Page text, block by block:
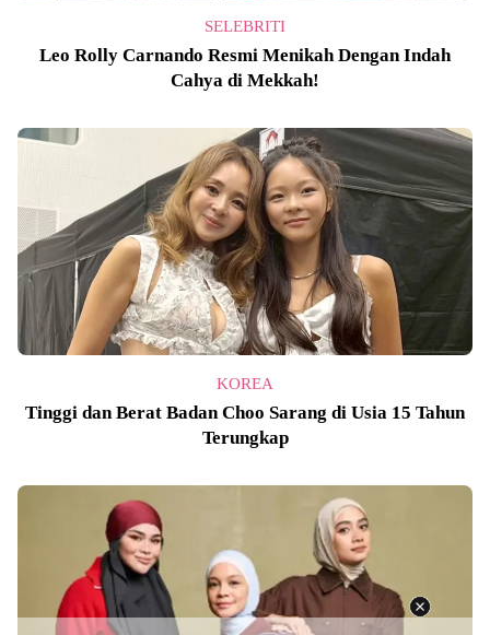
SELEBRITI
Leo Rolly Carnando Resmi Menikah Dengan Indah
Cahya di Mekkah!
KOREA
Tinggi dan Berat Badan Choo Sarang di Usia 15 Tahun
Terungkap